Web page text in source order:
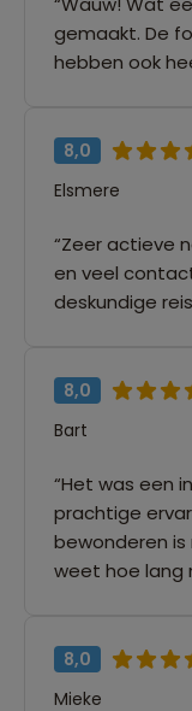
gemaakt. De
hebben ook
8,0
Elsmere
“Zeer actieve
en veel
deskundige
8,0
Bart
“Het was een
prachtige
bewonderen
weet hoe lang
8,0
Mieke